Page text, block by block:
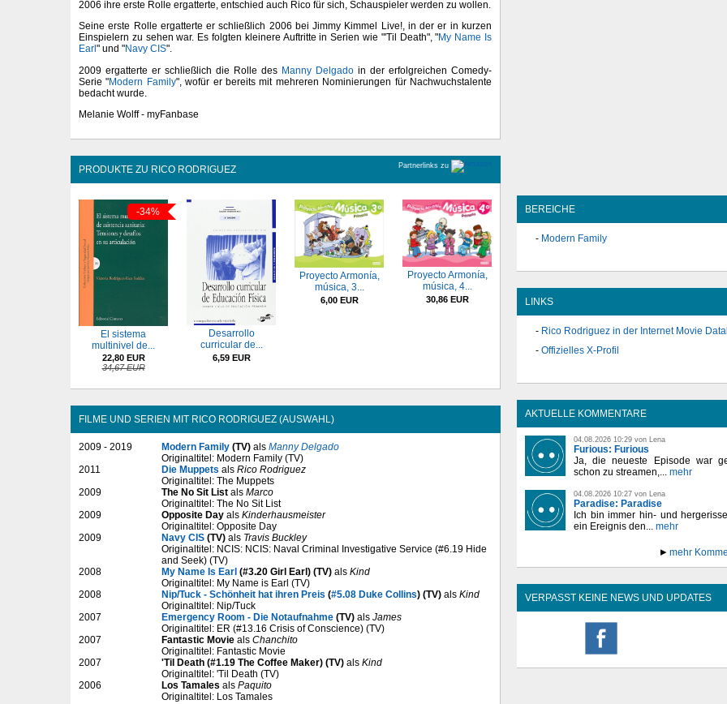
2006 ihre erste Rolle ergatterte, entschied auch Rico für sich, Schauspieler werden zu wollen.
Seine erste Rolle ergatterte er schließlich 2006 bei Jimmy Kimmel Live!, in der er in kurzen
Einspielern zu sehen war. Es folgten kleinere Auftritte in Serien wie "'Til Death", "My Name Is
Earl " und "Navy CIS".
2009 ergatterte er schließlich die Rolle des Manny Delgado in der erfolgreichen Comedy-
Serie "Modern Family", wofür er bereits mit mehreren Nominierungen für Nachwuchstalente
bedacht wurde.
Melanie Wolff - myFanbase
Partnerlinks zu
PRODUKTE ZU RICO RODRIGUEZ
-34%
El sistema
multinivel de...
22,80 EUR
34,67 EUR
Desarrollo
curricular de...
6,59 EUR
Proyecto Armonía,
música, 3...
6,00 EUR
Proyecto Armonía,
música, 4...
30,86 EUR
FILME UND SERIEN MIT RICO RODRIGUEZ (AUSWAHL)
2009 - 2019 Modern Family (TV) als Manny Delgado
Originaltitel: Modern Family (TV)
2011
Die Muppets als Rico Rodriguez
Originaltitel: The Muppets
2009
The No Sit List als Marco
Originaltitel: The No Sit List
2009
Opposite Day als Kinderhausmeister
Originaltitel: Opposite Day
2009
Navy CIS (TV) als Travis Buckley
Originaltitel: NCIS: NCIS: Naval Criminal Investigative Service (#6.19 Hide
and Seek) (TV)
2008
My Name Is Earl (#3.20 Girl Earl) (TV) als Kind
Originaltitel: My Name is Earl (TV)
2008
Nip/Tuck - Schönheit hat ihren Preis (#5.08 Duke Collins) (TV) als Kind
Originaltitel: Nip/Tuck
2007
Emergency Room - Die Notaufnahme (TV) als James
Originaltitel: ER (#13.16 Crisis of Conscience) (TV)
2007
Fantastic Movie als Chanchito
Originaltitel: Fantastic Movie
2007
'Til Death (#1.19 The Coffee Maker) (TV) als Kind
Originaltitel: 'Til Death (TV)
2006
Los Tamales als Paquito
Originaltitel: Los Tamales
BEREICHE
Modern Family
LINKS
Rico Rodriguez in der Internet Movie
Offizielles X-Profil
AKTUELLE KOMMENTARE
04.08.2026 10:29 von Lena
Furious: Furious
Ja, die neueste Episode war
schon zu streamen,... mehr
04.08.2026 10:27 von Lena
Paradise: Paradise
Ich bin immer hin- und
ein Ereignis den... mehr
mehr
VERPASST KEINE NEWS UND UPDATES